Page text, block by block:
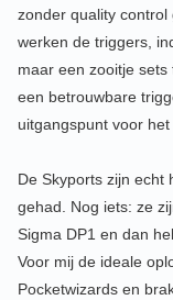
zonder quality control
werken de triggers,
maar een zooitje
een betrouwbare
uitgangspunt voor het
De Skyports zijn echt
gehad. Nog iets: ze
Sigma DP1 en dan
Voor mij de ideale
Pocketwizards en